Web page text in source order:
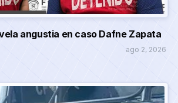
angustia en caso Dafne Zapata
ago 2, 2026